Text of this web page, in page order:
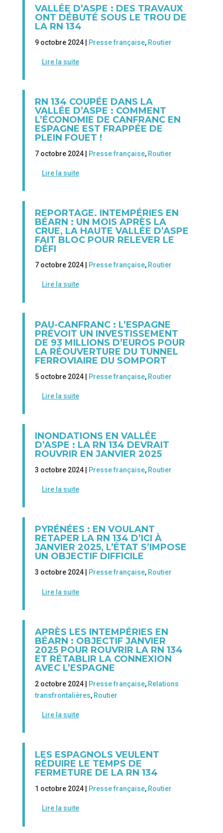
VALLÉE D’ASPE : DES TRAVAUX
ONT DÉBUTÉ SOUS LE TROU DE
LA RN 134
9 octobre 2024 | Presse française, Routier
Lire la suite
RN 134 COUPÉE DANS LA
VALLÉE D’ASPE : COMMENT
L’ÉCONOMIE DE CANFRANC EN
ESPAGNE EST FRAPPÉE DE
PLEIN FOUET !
7 octobre 2024 | Presse française, Routier
Lire la suite
REPORTAGE. INTEMPÉRIES EN
BÉARN : UN MOIS APRÈS LA
CRUE, LA HAUTE VALLÉE D’ASPE
FAIT BLOC POUR RELEVER LE
DÉFI
7 octobre 2024 | Presse française, Routier
Lire la suite
PAU-CANFRANC : L’ESPAGNE
PRÉVOIT UN INVESTISSEMENT
DE 93 MILLIONS D’EUROS POUR
LA RÉOUVERTURE DU TUNNEL
FERROVIAIRE DU SOMPORT
5 octobre 2024 | Presse française, Routier
Lire la suite
INONDATIONS EN VALLÉE
D’ASPE : LA RN 134 DEVRAIT
ROUVRIR EN JANVIER 2025
3 octobre 2024 | Presse française, Routier
Lire la suite
PYRÉNÉES : EN VOULANT
RETAPER LA RN 134 D’ICI À
JANVIER 2025, L’ÉTAT S’IMPOSE
UN OBJECTIF DIFFICILE
3 octobre 2024 | Presse française, Routier
Lire la suite
APRÈS LES INTEMPÉRIES EN
BÉARN : OBJECTIF JANVIER
2025 POUR ROUVRIR LA RN 134
ET RÉTABLIR LA CONNEXION
AVEC L’ESPAGNE
2 octobre 2024 | Presse française, Relations
transfrontalières, Routier
Lire la suite
LES ESPAGNOLS VEULENT
RÉDUIRE LE TEMPS DE
FERMETURE DE LA RN 134
1 octobre 2024 | Presse française, Routier
Lire la suite